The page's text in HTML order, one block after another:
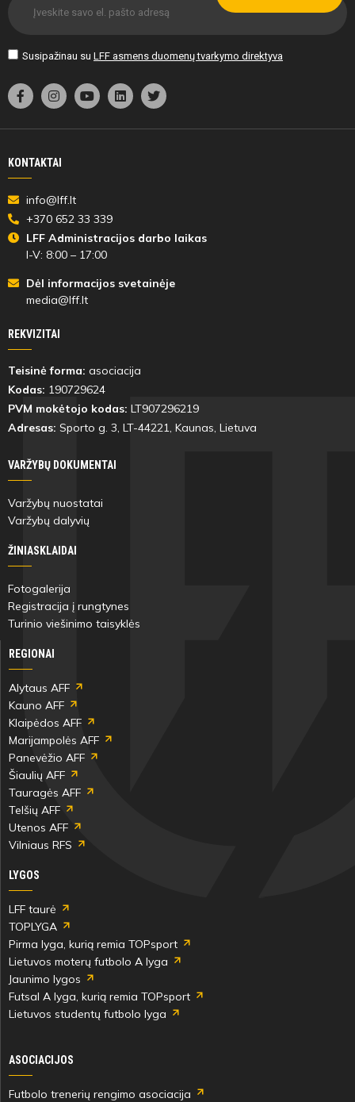
Susipažinau su LFF asmens duomenų tvarkymo direktyva
KONTAKTAI
info@lff.lt
+370 652 33 339
LFF Administracijos darbo laikas
I-V: 8:00 – 17:00
Dėl informacijos svetainėje
media@lff.lt
REKVIZITAI
Teisinė forma: asociacija
Kodas: 190729624
PVM mokėtojo kodas: LT907296219
Adresas: Sporto g. 3, LT-44221, Kaunas, Lietuva
VARŽYBŲ DOKUMENTAI
Varžybų nuostatai
Varžybų dalyvių
ŽINIASKLAIDAI
Fotogalerija
Registracija į rungtynes
Turinio viešinimo taisyklės
REGIONAI
Alytaus AFF
Kauno AFF
Klaipėdos AFF
Marijampolės AFF
Panevėžio AFF
Šiaulių AFF
Tauragės AFF
Telšių AFF
Utenos AFF
Vilniaus RFS
LYGOS
LFF taurė
TOPLYGA
Pirma lyga, kurią remia TOPsport
Lietuvos moterų futbolo A lyga
Jaunimo lygos
Futsal A lyga, kurią remia TOPsport
Lietuvos studentų futbolo lyga
ASOCIACIJOS
Futbolo trenerių rengimo asociacija